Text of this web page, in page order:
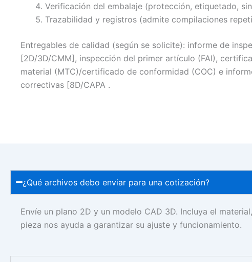
Verificación del embalaje (protección, etiquetado,
Trazabilidad y registros (admite compilaciones
Entregables de calidad (según se solicite): informe de
[2D/3D/CMM], inspección del primer artículo (FAI),
material (MTC)/certificado de conformidad (COC) e
correctivas [8D/CAPA .
¿Qué archivos debo enviar para una cotización?
Envíe un plano 2D y un modelo CAD 3D. Incluya el
pieza nos ayuda a garantizar su ajuste y funcionamiento.